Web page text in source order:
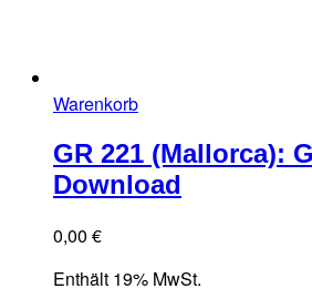
Warenkorb
GR 221 (Mallorca):
Download
0,00 €
Enthält 19% MwSt.